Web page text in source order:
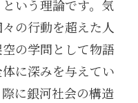
いう理論です。気
の行動を超えた人
の学問として物語
に深みを与えてい
に銀河社会の構造